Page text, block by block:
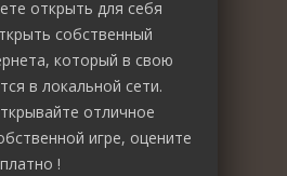
открыть для себя
собственный
который в свою
в локальной сети.
отличное
игре, оцените
!